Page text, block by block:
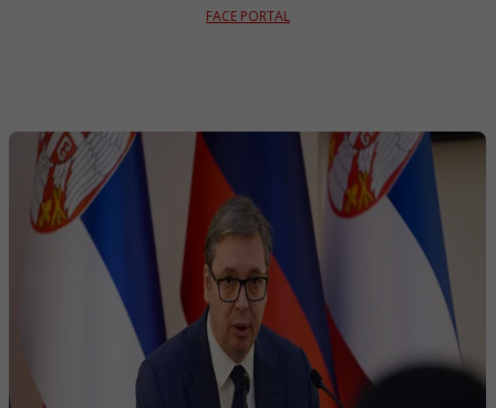
FACE PORTAL